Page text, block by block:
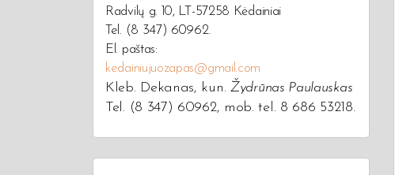
Radvilų g. 10, LT-57258 Kėdainiai
Tel. (8 347) 60962.
El. paštas:
kedainiujuozapas@gmail.com
Kleb. Dekanas, kun. Žydrūnas Paulauskas
Tel. (8 347) 60962, mob. tel. 8 686 53218.